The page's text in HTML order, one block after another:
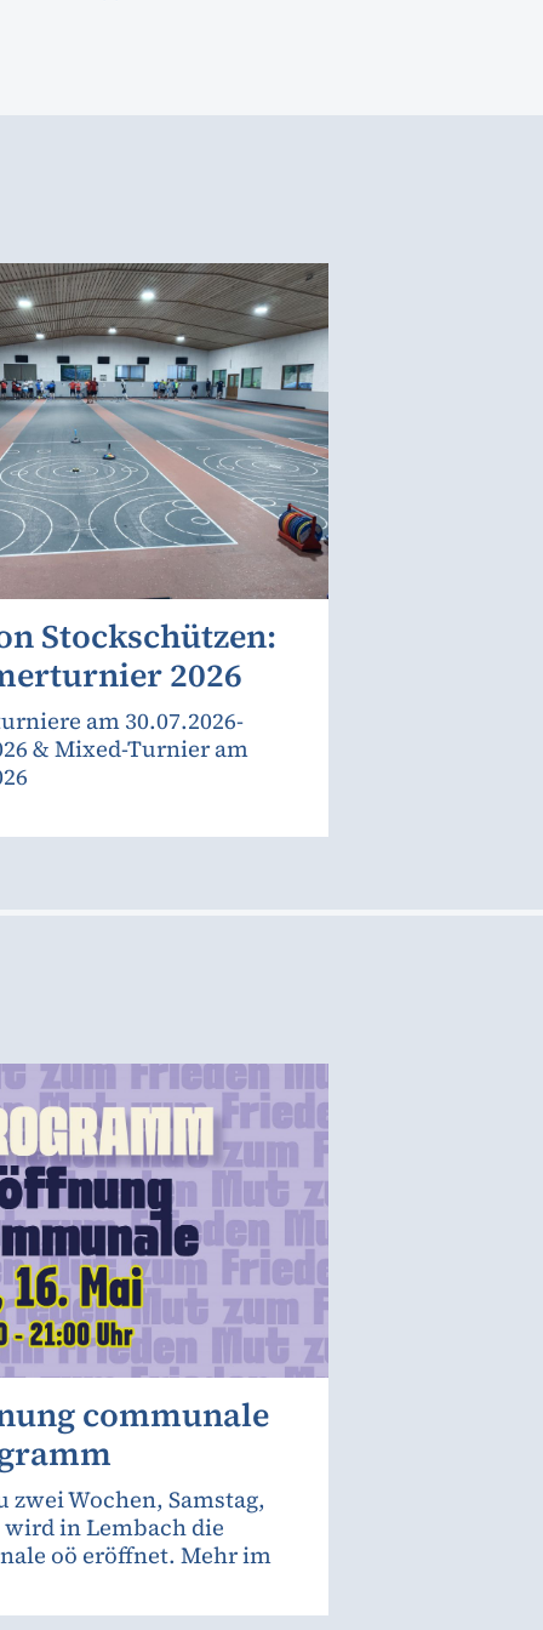
Stockschützen:
2026
am 30.07.2026-
& Mixed-Turnier am
communale
zwei Wochen, Samstag,
wird in Lembach die
oö eröffnet. Mehr im